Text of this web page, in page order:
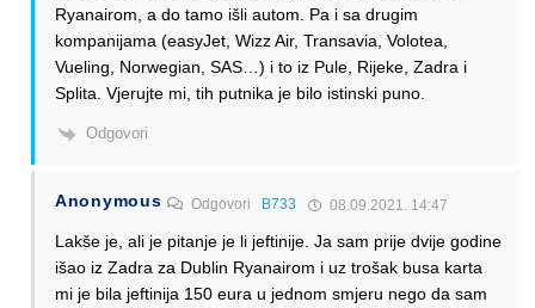
Ryanairom, a do tamo išli autom. Pa i sa drugim
kompanijama (easyJet, Wizz Air, Transavia, Volotea,
Vueling, Norwegian, SAS…) i to iz Pule, Rijeke, Zadra i
Splita. Vjerujte mi, tih putnika je bilo istinski puno.
Odgovori
Anonymous Odgovori B733 08.09.2021. 14:47
Lakše je, ali je pitanje je li jeftinije. Ja sam prije dvije godine
išao iz Zadra za Dublin Ryanairom i uz trošak busa karta
mi je bila jeftinija 150 eura u jednom smjeru nego da sam